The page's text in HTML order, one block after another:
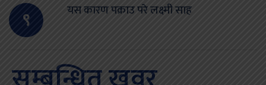
९ यस कारण पक्राउ परे लक्ष्मी साह